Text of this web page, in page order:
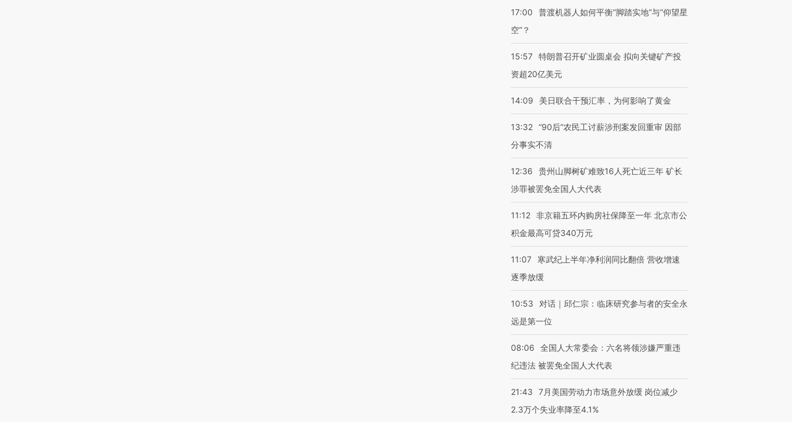
17:00
普渡机器人如何平衡“脚踏实地”与“仰望星
空”？
15:57 特朗普召开矿业圆桌会 拟向关键矿产投
资超20亿美元
14:09 美日联合干预汇率，为何影响了黄金
13:32 “90后”农民工讨薪涉刑案发回重审 因部
分事实不清
12:36
贵州山脚树矿难致16人死亡近三年 矿长
涉罪被罢免全国人大代表
11:12 非京籍五环内购房社保降至一年 北京市公
积金最高可贷340万元
11:07
寒武纪上半年净利润同比翻倍 营收增速
逐季放缓
10:53
对话｜邱仁宗：临床研究参与者的安全永
远是第一位
08:06
全国人大常委会：六名将领涉嫌严重违
纪违法 被罢免全国人大代表
21:43
7月美国劳动力市场意外放缓 岗位减少
2.3万个失业率降至4.1%